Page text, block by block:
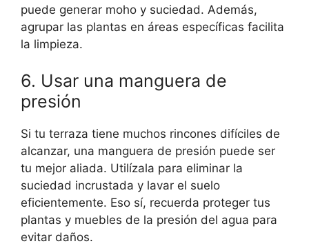
puede generar moho y suciedad. Además,
agrupar las plantas en áreas específicas facilita
la limpieza.
6. Usar una manguera de
presión
Si tu terraza tiene muchos rincones difíciles de
alcanzar, una manguera de presión puede ser
tu mejor aliada. Utilízala para eliminar la
suciedad incrustada y lavar el suelo
eficientemente. Eso sí, recuerda proteger tus
plantas y muebles de la presión del agua para
evitar daños.